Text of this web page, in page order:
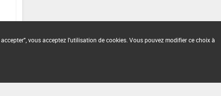
vous acceptez l'utilisation de cookies. Vous pouvez modifier ce choix à